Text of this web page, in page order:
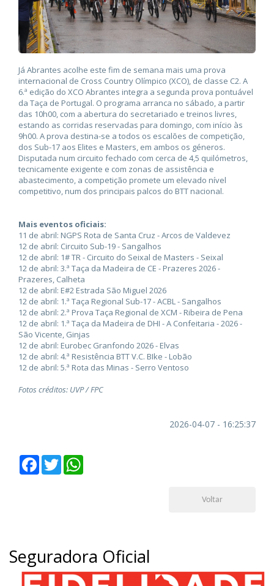
Já Abrantes acolhe este fim de semana mais uma prova
internacional de Cross Country Olímpico (XCO), de classe C2. A
6.ª edição do XCO Abrantes integra a segunda prova pontuável
da Taça de Portugal. O programa arranca no sábado, a partir
das 10h00, com a abertura do secretariado e treinos livres,
estando as corridas reservadas para domingo, com início às
9h00. A prova destina-se a todos os escalões de competição,
dos Sub-17 aos Elites e Masters, em ambos os géneros.
Disputada num circuito fechado com cerca de 4,5 quilómetros,
tecnicamente exigente e com zonas de assistência e
abastecimento, a competição promete um elevado nível
competitivo, num dos principais palcos do BTT nacional.
Mais eventos oficiais:
11 de abril: NGPS Rota de Santa Cruz - Arcos de Valdevez
12 de abril: Circuito Sub-19 - Sangalhos
12 de abril: 1# TR - Circuito do Seixal de Masters - Seixal
12 de abril: 3.ª Taça da Madeira de CE - Prazeres 2026 -
Prazeres, Calheta
12 de abril: E#2 Estrada São Miguel 2026
12 de abril: 1.ª Taça Regional Sub-17 - ACBL - Sangalhos
12 de abril: 2.ª Prova Taça Regional de XCM - Ribeira de Pena
12 de abril: 1.ª Taça da Madeira de DHI - A Confeitaria - 2026 -
São Vicente, Ginjas
12 de abril: Eurobec Granfondo 2026 - Elvas
12 de abril: 4.ª Resistência BTT V.C. BIke - Lobão
12 de abril: 5.ª Rota das Minas - Serro Ventoso
Fotos créditos: UVP / FPC
2026-04-07 - 16:25:37
Facebook
Twitter
Voltar
Seguradora Oficial